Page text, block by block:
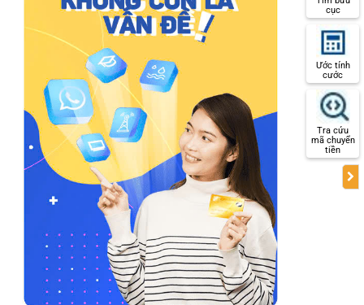
cục
Ước tính
cước
Tra cứu
mã chuyển
tiền